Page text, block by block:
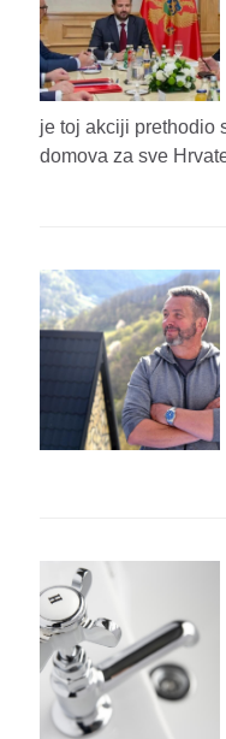
je toj akciji prethodio
domova za sve